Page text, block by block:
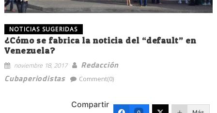
NOTICIAS SUGERIDAS
¿Cómo se fabrica la noticia del “default” en
Venezuela?
noviembre 18, 2017
Redacción
Cubaperiodistas
Comment(0)
Compartir